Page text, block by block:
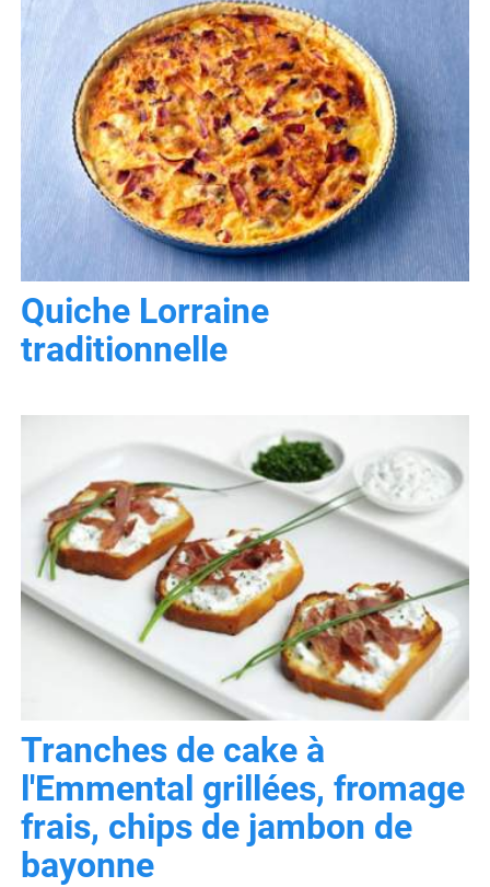
Quiche Lorraine
traditionnelle
Tranches de cake à
l'Emmental grillées, fromage
frais, chips de jambon de
bayonne